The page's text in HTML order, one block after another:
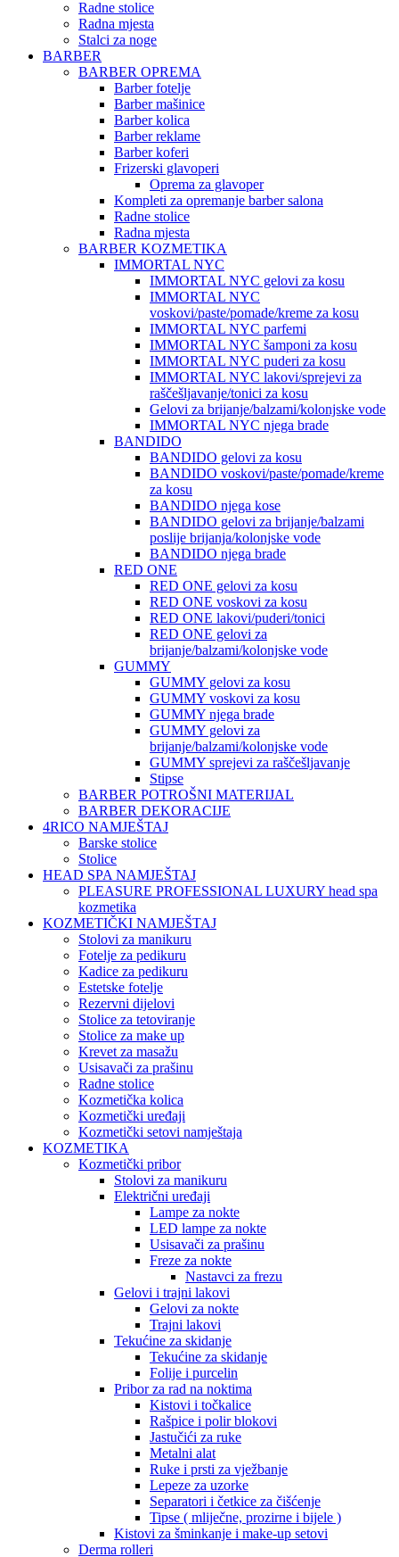
Radne stolice
Radna mjesta
Stalci za noge
BARBER
BARBER OPREMA
Barber fotelje
Barber mašinice
Barber kolica
Barber reklame
Barber koferi
Frizerski glavoperi
Oprema za glavoper
Kompleti za opremanje barber salona
Radne stolice
Radna mjesta
BARBER KOZMETIKA
IMMORTAL NYC
IMMORTAL NYC gelovi za kosu
IMMORTAL NYC
voskovi/paste/pomade/kreme za kosu
IMMORTAL NYC parfemi
IMMORTAL NYC šamponi za kosu
IMMORTAL NYC puderi za kosu
IMMORTAL NYC lakovi/sprejevi za
raščešljavanje/tonici za kosu
Gelovi za brijanje/balzami/kolonjske vode
IMMORTAL NYC njega brade
BANDIDO
BANDIDO gelovi za kosu
BANDIDO voskovi/paste/pomade/kreme
za kosu
BANDIDO njega kose
BANDIDO gelovi za brijanje/balzami
poslije brijanja/kolonjske vode
BANDIDO njega brade
RED ONE
RED ONE gelovi za kosu
RED ONE voskovi za kosu
RED ONE lakovi/puderi/tonici
RED ONE gelovi za
brijanje/balzami/kolonjske vode
GUMMY
GUMMY gelovi za kosu
GUMMY voskovi za kosu
GUMMY njega brade
GUMMY gelovi za
brijanje/balzami/kolonjske vode
GUMMY sprejevi za raščešljavanje
Stipse
BARBER POTROŠNI MATERIJAL
BARBER DEKORACIJE
4RICO NAMJEŠTAJ
Barske stolice
Stolice
HEAD SPA NAMJEŠTAJ
PLEASURE PROFESSIONAL LUXURY head spa
kozmetika
KOZMETIČKI NAMJEŠTAJ
Stolovi za manikuru
Fotelje za pedikuru
Kadice za pedikuru
Estetske fotelje
Rezervni dijelovi
Stolice za tetoviranje
Stolice za make up
Krevet za masažu
Usisavači za prašinu
Radne stolice
Kozmetička kolica
Kozmetički uređaji
Kozmetički setovi namještaja
KOZMETIKA
Kozmetički pribor
Stolovi za manikuru
Električni uređaji
Lampe za nokte
LED lampe za nokte
Usisavači za prašinu
Freze za nokte
Nastavci za frezu
Gelovi i trajni lakovi
Gelovi za nokte
Trajni lakovi
Tekućine za skidanje
Tekućine za skidanje
Folije i purcelin
Pribor za rad na noktima
Kistovi i točkalice
Rašpice i polir blokovi
Jastučići za ruke
Metalni alat
Ruke i prsti za vježbanje
Lepeze za uzorke
Separatori i četkice za čišćenje
Tipse ( mliječne, prozirne i bijele )
Kistovi za šminkanje i make-up setovi
Derma rolleri